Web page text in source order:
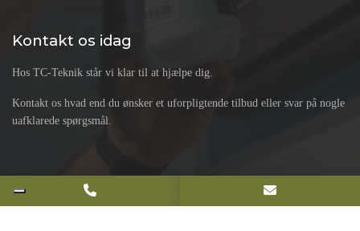
Kontakt os idag
Hos TC-Teknik står vi klar til at hjælpe dig.
Kontakt os hvad end du ønsker et uforpligtende tilbud eller svar på nogle
uafklarede spørgsmål.
Copyright © 2026 - TC-Teknik & Naturvarme ApS, CVR 44565536 |
Privatlivspolitik|